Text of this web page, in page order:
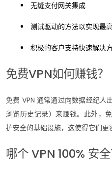
无缝支付网关集成
测试驱动的方法以实现最
积极的客户支持快速解决
免费VPN如何赚钱？
免费 VPN 通常通过向数据经纪人
浏览历史记录）来赚钱。此外，
护安全的基础设施，这使得它们更
哪个 VPN 100% 安全